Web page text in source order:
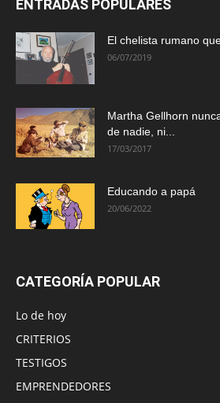
ENTRADAS POPULARES
El chelista rumano
06/07/2019
Martha Gellhorn
de nadie, ni...
17/03/2017
Educando a papá
20/06/2022
CATEGORÍA POPULAR
Lo de hoy
CRITERIOS
TESTIGOS
EMPRENDEDORES